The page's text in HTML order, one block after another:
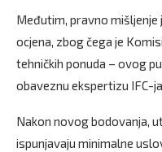
Međutim, pravno mišljenje
ocjena, zbog čega je
tehničkih ponuda – ovog
obaveznu ekspertizu IFC-
Nakon novog bodovanja,
ispunjavaju minimalne